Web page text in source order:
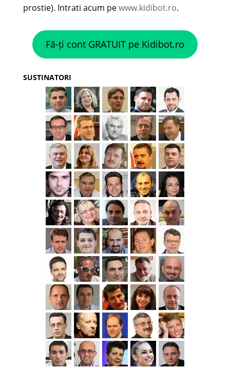
prostie). Intrati acum pewww.kidibot.ro.
Fă-ți cont GRATUIT pe Kidibot.ro
SUSTINATORI